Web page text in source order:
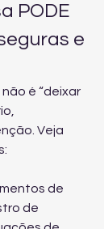
PODE
e
é “deixar
Veja
de
de